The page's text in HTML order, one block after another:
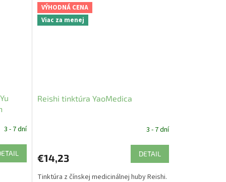
3 - 7 dní
VÝHODNÁ CENA
Viac za menej
Reishi tinktúra YaoMedica
3 - 7 dní
€14,23 DETAIL
Tinktúra z čínskej medicinálnej huby Reishi.